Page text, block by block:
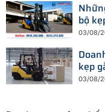
bộ
03/08/
kẹp
03/08/